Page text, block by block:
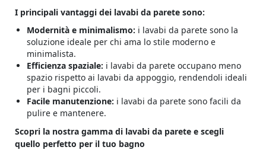
I principali vantaggi dei lavabi da parete sono:
Modernità e minimalismo: i lavabi da parete sono la
soluzione ideale per chi ama lo stile moderno e
minimalista.
Efficienza spaziale: i lavabi da parete occupano meno
spazio rispetto ai lavabi da appoggio, rendendoli ideali
per i bagni piccoli.
Facile manutenzione: i lavabi da parete sono facili da
pulire e mantenere.
Scopri la nostra gamma di lavabi da parete e scegli
quello perfetto per il tuo bagno